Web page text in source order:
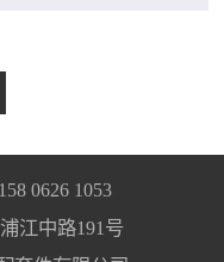
0626 1053
江中路191号